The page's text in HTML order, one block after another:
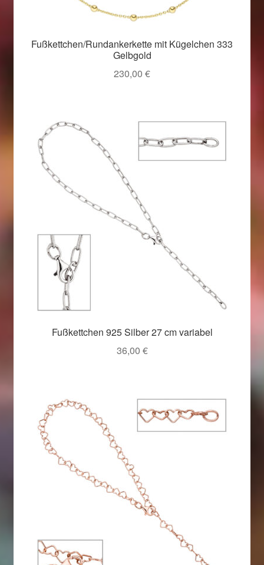
Weihnachtsangebote 2019
Weihnachtsangebote 2020
Weihnachtsangebote 2021
Woocommerce Predictive Search
Fußkettchen/Rundankerkette mit Kügelchen 333
Gelbgold
230,00 €
Fußkettchen 925 Silber 27 cm variabel
36,00 €